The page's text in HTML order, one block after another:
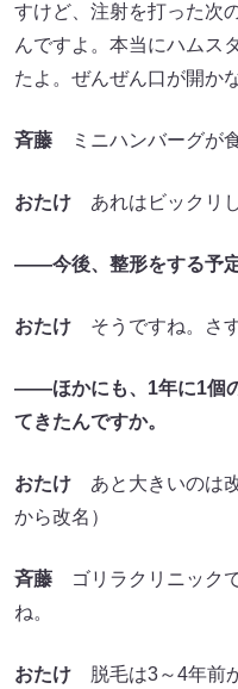
すけど、注射を打った次
んですよ。本当にハムス
たよ。ぜんぜん口が開か
斉藤 ミニハンバーグが
おたけ あれはビックリ
――今後、整形をする予
おたけ そうですね。さ
――ほかにも、1年に1個
てきたんですか。
おたけ あと大きいのは
から改名）
斉藤 ゴリラクリニック
ね。
おたけ 脱毛は3～4年前